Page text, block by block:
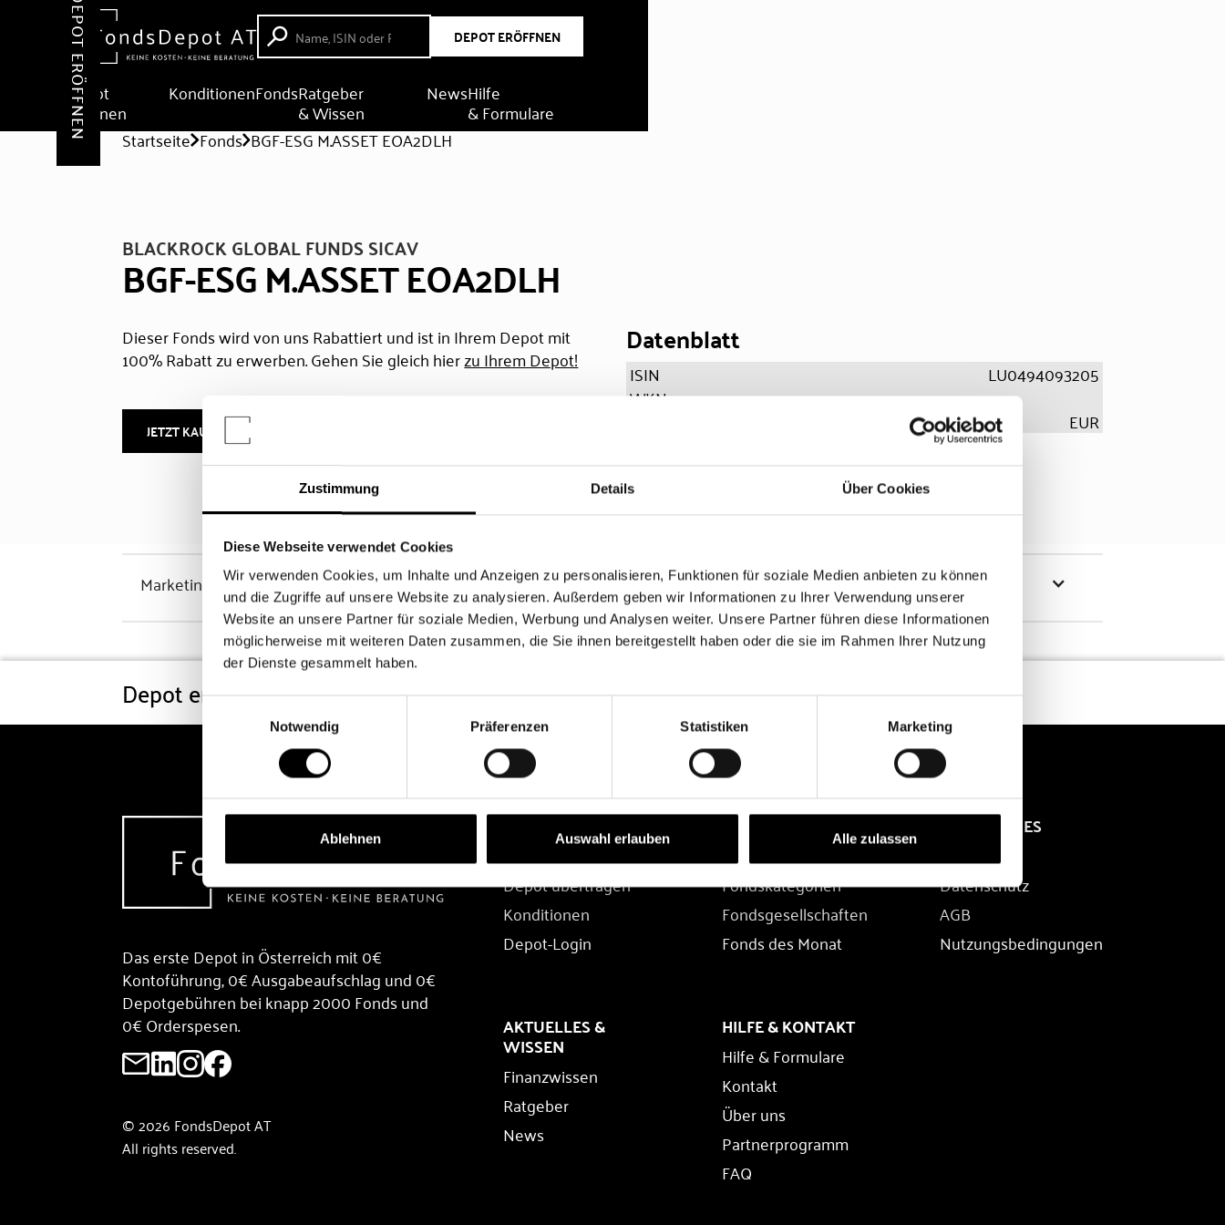
Zustimmung Details Über Cookies
Diese Webseite verwendet Cookies
Wir verwenden Cookies, um Inhalte und Anzeigen zu personalisieren, Funktionen für soziale Medien anbieten zu können
und die Zugriffe auf unsere Website zu analysieren. Außerdem geben wir Informationen zu Ihrer Verwendung unserer
Website an unsere Partner für soziale Medien, Werbung und Analysen weiter. Unsere Partner führen diese Informationen
möglicherweise mit weiteren Daten zusammen, die Sie ihnen bereitgestellt haben oder die sie im Rahmen Ihrer Nutzung
der Dienste gesammelt haben.
Einwilligungsauswahl
Notwendig
Präferenzen Statistiken Marketing
Ablehnen Auswahl erlauben Alle zulassen
DEPOT ERÖFFNEN
Depot
eröffnen
KonditionenFondsRatgeber
& Wissen
NewsHilfe
& Formulare
DEPOT ERÖFFNEN Startseite Fonds BGF-ESG M.ASSET EOA2DLH
BLACKROCK GLOBAL FUNDS SICAV
BGF-ESG M.ASSET EOA2DLH
Dieser Fonds wird von uns Rabattiert und ist in Ihrem Depot mit
100% Rabatt zu erwerben. Gehen Sie gleich hierzu Ihrem Depot!
JETZT KAUFEN
Datenblatt
ISIN
LU0494093205
WKN
EUR
Marketinghinweis Chancen & Risiken
Depot eröffnen Konditionen Fonds FAQ
Das erste Depot in Österreich mit 0€
Kontoführung, 0€ Ausgabeaufschlag und 0€
Depotgebühren bei knapp 2000 Fonds und
0€ Orderspesen.
© 2026 FondsDepot AT
All rights reserved.
DEPOT
Depot übertragen
Konditionen
Depot-Login
FONDS
Fondssuche
Fondskategorien
Fondsgesellschaften
Fonds des Monat
RECHTLICHES
Impressum
Datenschutz
AGB
Nutzungsbedingungen
AKTUELLES &
WISSEN
Finanzwissen
Ratgeber
News
HILFE & KONTAKT
Hilfe & Formulare
Kontakt
Über uns
Partnerprogramm
FAQ